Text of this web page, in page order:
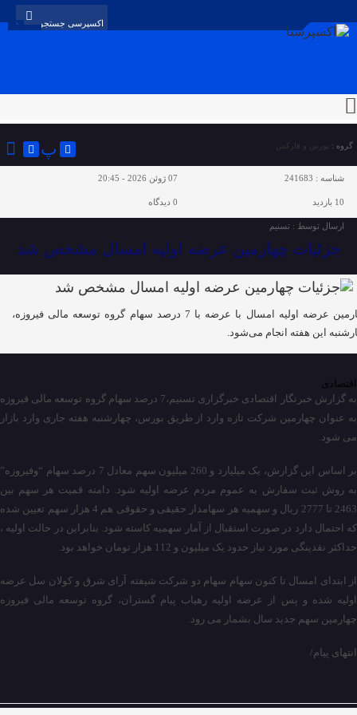
گروه : بورس و فارکس پ
شناسه : 241683 07 ژوئن 2026 - 20:45
10 بازدید 0 دیدگاه
ارسال توسط : تسنیم
جزئیات چهارمین عرضه اولیه امسال مشخص شد
چهارمین عرضه اولیه امسال با عرضه با 7 درصد سهام گروه توسعه مالی فیروزه،
این هفته انجام می‌شود.
اقتصادی
به گزارش خبرنگار اقتصادی خبرگزاری تسنیم،7 درصد سهام گروه توسعه مالی فیروزه
به عنوان چهارمین شرکت تازه وارد از طریق بورس، چهارشنبه هفته جاری وارد بازار
می شود.
بر اساس این گزارش، یک میلیارد و 260 میلیون سهم معادل 7 درصد سهام “وفیروزه”
به روش ثبت سفارش به عموم مردم عرضه اولیه شود. دامنه قمیت هر سهم بین
2463 تا 2777 ریال و سهمیه هر سهامدار حقیقی و حقوقی هم 4 هزار سهم تعیین شده
که احتمال دارد در صورت استقبال از آمار سهمیه کاسته شود. بنابراین در حالت اولیه ،
حداکثر نقدینگی مورد نیاز حدود یک میلیون و 112 هزار تومان خواهد بود.
از ابتدای امسال تا کنون سهام سهام دو شرکت شیفته آرای شرق و کولان سل عرضه
اولیه شده و پس از عرضه اولیه رهیاب پیام گستران، گروه توسعه مالی فیروزه
چهارمین سهم جدید سال بشمار می رود.
انتهای پیام/